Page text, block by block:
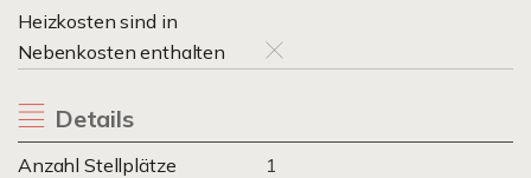
Heizkosten sind in
Nebenkosten enthalten
Details
Anzahl Stellplätze
1